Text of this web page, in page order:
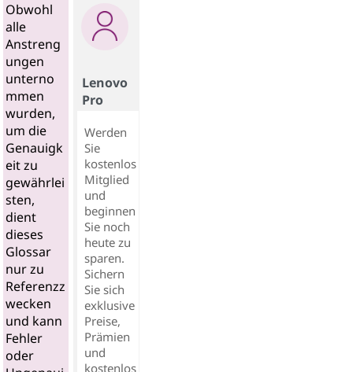
Obwohl
alle
Anstreng
ungen
unterno
mmen
wurden,
um die
Genauigk
eit zu
gewährlei
sten,
dient
dieses
Glossar
nur zu
Referenzz
wecken
und kann
Fehler
oder
Lenovo
Pro
Werden
Sie
kostenlos
Mitglied
und
beginnen
Sie noch
heute zu
sparen.
Sichern
Sie sich
exklusive
Preise,
Prämien
und
kostenlos